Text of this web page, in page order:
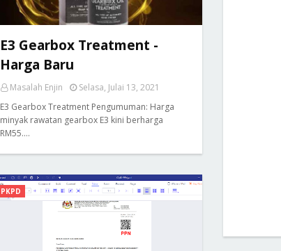
E3 Gearbox Treatment -
Harga Baru
Masalah Enjin
Selasa, Julai 13, 2021
E3 Gearbox Treatment Pengumuman: Harga
minyak rawatan gearbox E3 kini berharga
RM55.…
PKPD